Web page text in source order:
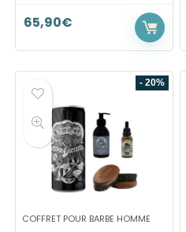
65,90€
- 20%
COFFRET POUR BARBE HOMME